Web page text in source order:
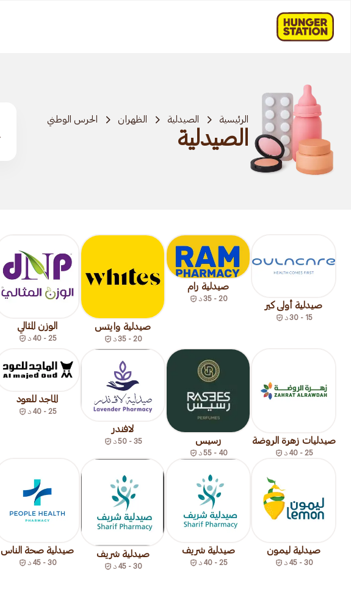
الرئيسية الصيدلية الظهران الحرس الوطني
الصيدلية
صيدلية أولى كير
15 - 30 د
صيدلية رام
20 - 35 د
صيدلية وايتس
20 - 35 د
الوزن المثالي
25 - 40 د
صيدليات زهرة الروضة
25 - 40 د
رسيس
40 - 55 د
لافندر
35 - 50 د
الماجد للعود
25 - 40 د
صيدلية ليمون
30 - 45 د
صيدلية شريف
25 - 40 د
صيدلية شريف
30 - 45 د
صيدلية صحة الناس
30 - 45 د